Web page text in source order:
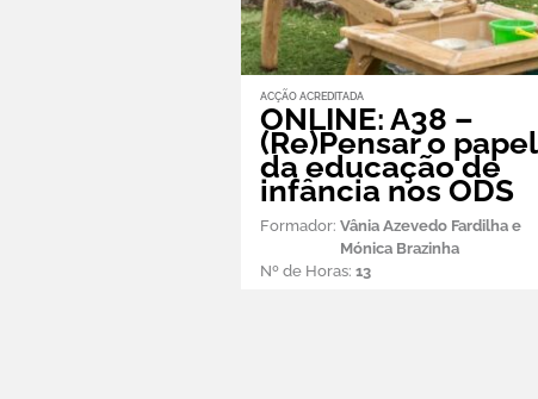
ACÇÃO ACREDITADA
ONLINE: A38 –
(Re)Pensar o papel
da educação de
infância nos ODS
Formador: Vânia Azevedo Fardilha e
Mónica Brazinha
Nº de Horas: 13